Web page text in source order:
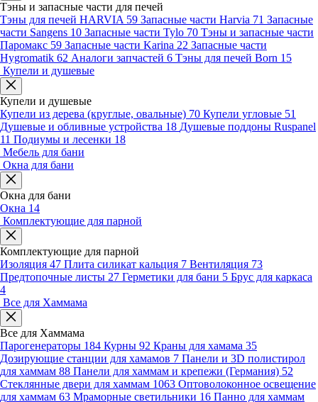
Тэны и запасные части для печей
Тэны для печей HARVIA 59 Запасные части Harvia 71 Запасные
части Sangens 10 Запасные части Tylo 70 Тэны и запасные части
Паромакс 59 Запасные части Karina 22 Запасные части
Hygromatik 62 Аналоги запчастей 6 Тэны для печей Born 15
Купели и душевые
Купели и душевые
Купели из дерева (круглые, овальные) 70 Купели угловые 51
Душевые и обливные устройства 18 Душевые поддоны Ruspanel
11 Подиумы и лесенки 18
Мебель для бани
Окна для бани
Окна для бани
Окна 14
Комплектующие для парной
Комплектующие для парной
Изоляция 47 Плита силикат кальция 7 Вентиляция 73
Предтопочные листы 27 Герметики для бани 5 Брус для каркаса
4
Все для Хаммама
Все для Хаммама
Парогенераторы 184 Курны 92 Краны для хамама 35
Дозирующие станции для хамамов 7 Панели и 3D полистирол
для хаммам 88 Панели для хаммам и крепежи (Германия) 52
Стеклянные двери для хаммам 1063 Оптоволоконное освещение
для хаммам 63 Мраморные светильники 16 Панно для хаммам